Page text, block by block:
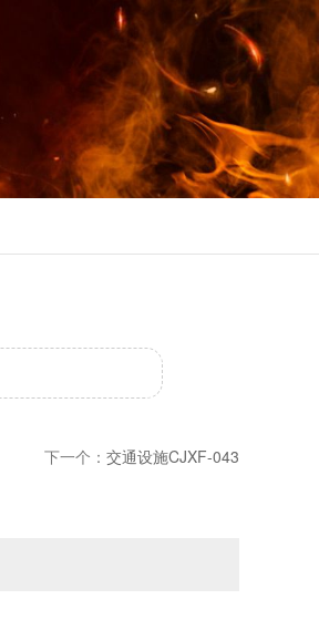
下一个： 交通设施CJXF-043